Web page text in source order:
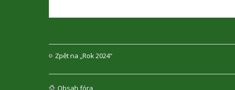
Zpět na „Rok 2024“
Obsah fóra